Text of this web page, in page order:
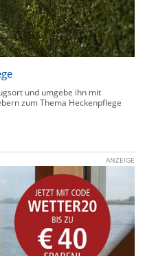
und umgebe ihn mit
zum Thema Heckenpflege
ANZEIGE